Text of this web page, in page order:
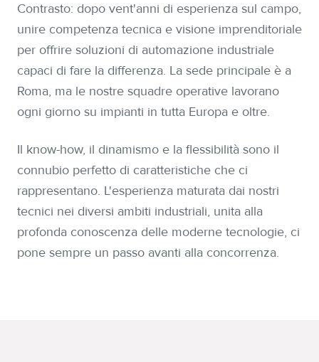
Contrasto: dopo vent'anni di esperienza sul campo,
unire competenza tecnica e visione imprenditoriale
per offrire soluzioni di automazione industriale
capaci di fare la differenza. La sede principale è a
Roma, ma le nostre squadre operative lavorano
ogni giorno su impianti in tutta Europa e oltre.
Il know-how, il dinamismo e la flessibilità sono il
connubio perfetto di caratteristiche che ci
rappresentano. L'esperienza maturata dai nostri
tecnici nei diversi ambiti industriali, unita alla
profonda conoscenza delle moderne tecnologie, ci
pone sempre un passo avanti alla concorrenza.